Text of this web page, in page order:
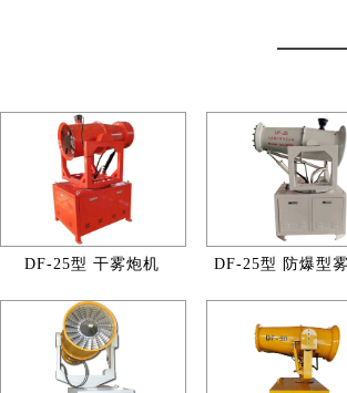
DF-25型 干雾炮机 DF-25型 防爆型